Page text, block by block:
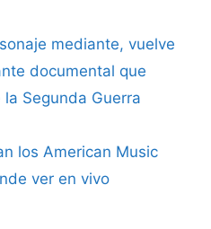
mediante, vuelve
documental que
Segunda Guerra
los American Music
ver en vivo